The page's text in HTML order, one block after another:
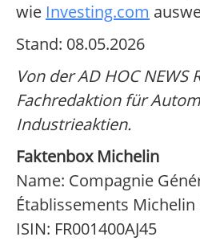
wie Investing.com
Stand: 08.05.2026
Von der AD HOC NEWS
Fachredaktion für
Industrieaktien.
Faktenbox Michelin
Name: Compagnie
Établissements Michelin
ISIN: FR001400AJ45